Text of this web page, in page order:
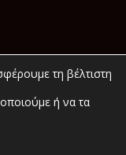
τη βέλτιστη
ή να τα